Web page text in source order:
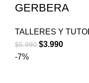
GERBERA
TALLERES Y
$5.990 $3.990
-7%